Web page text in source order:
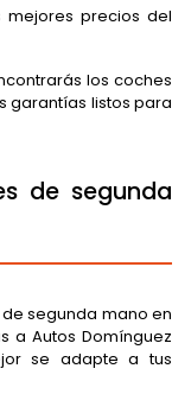
precios del
los coches
garantías listos para
de segunda
segunda mano en
a Autos Domínguez
se adapte a tus